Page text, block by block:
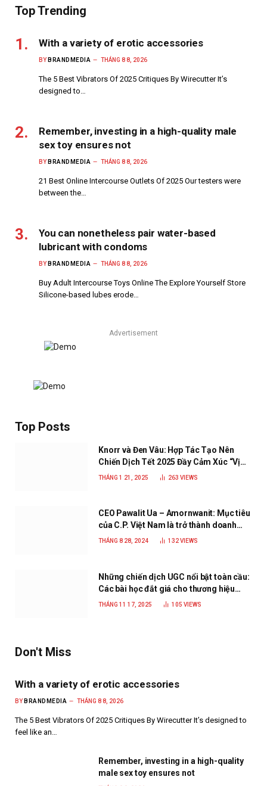
Top Trending
With a variety of erotic accessories
BY BRANDMEDIA THÁNG 8 8, 2026
The 5 Best Vibrators Of 2025 Critiques By Wirecutter It’s
designed to…
Remember, investing in a high-quality male
sex toy ensures not
BY BRANDMEDIA THÁNG 8 8, 2026
21 Best Online Intercourse Outlets Of 2025 Our testers were
between the…
You can nonetheless pair water-based
lubricant with condoms
BY BRANDMEDIA THÁNG 8 8, 2026
Buy Adult Intercourse Toys Online The Explore Yourself Store
Silicone-based lubes erode…
Advertisement
Top Posts
Knorr và Đen Vâu: Hợp Tác Tạo Nên
Chiến Dịch Tết 2025 Đầy Cảm Xúc “Vị
Nhà”
THÁNG 1 21, 2025 263 VIEWS
CEO Pawalit Ua – Amornwanit: Mục tiêu
của C.P. Việt Nam là trở thành doanh
nghiệp xanh, phát triển bền vững
THÁNG 8 28, 2024 132VIEWS
Những chiến dịch UGC nổi bật toàn cầu:
Các bài học đắt giá cho thương hiệu
năm 2025
THÁNG 11 17, 2025 105 VIEWS
Don't Miss
With a variety of erotic accessories
BY BRANDMEDIA THÁNG 8 8, 2026
The 5 Best Vibrators Of 2025 Critiques By Wirecutter It’s designed to
feel like an…
Remember, investing in a high-quality
male sex toy ensures not